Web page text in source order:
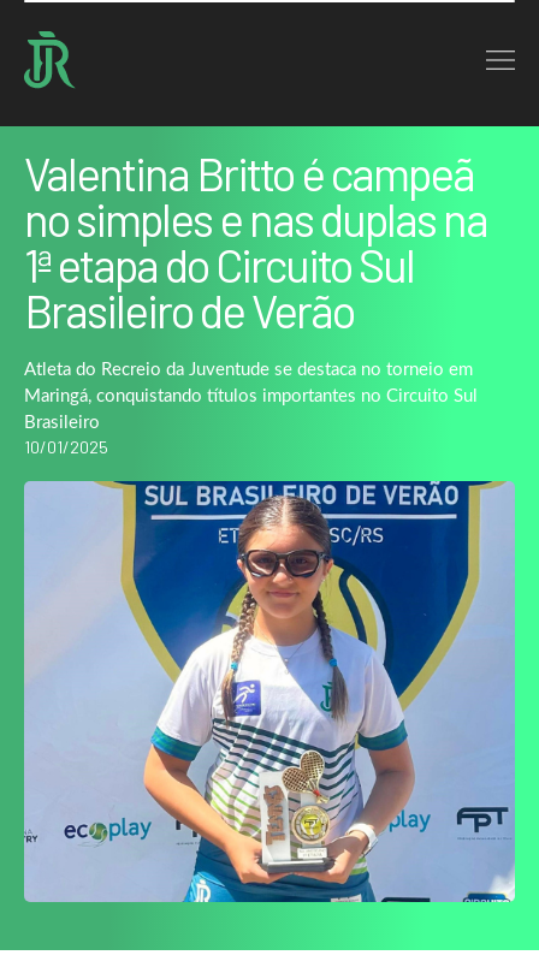
Home : Noticias : Valentina Britto é campeã no simples e nas duplas na…
Valentina Britto é campeã
no simples e nas duplas na
1ª etapa do Circuito Sul
Brasileiro de Verão
Atleta do Recreio da Juventude se destaca no torneio em
Maringá, conquistando títulos importantes no Circuito Sul
Brasileiro
10/01/2025